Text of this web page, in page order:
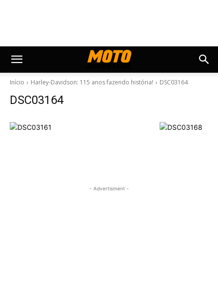
Início Harley-Davidson: 115 anos fazendo história! DSC03164
DSC03164
- Advertisment -